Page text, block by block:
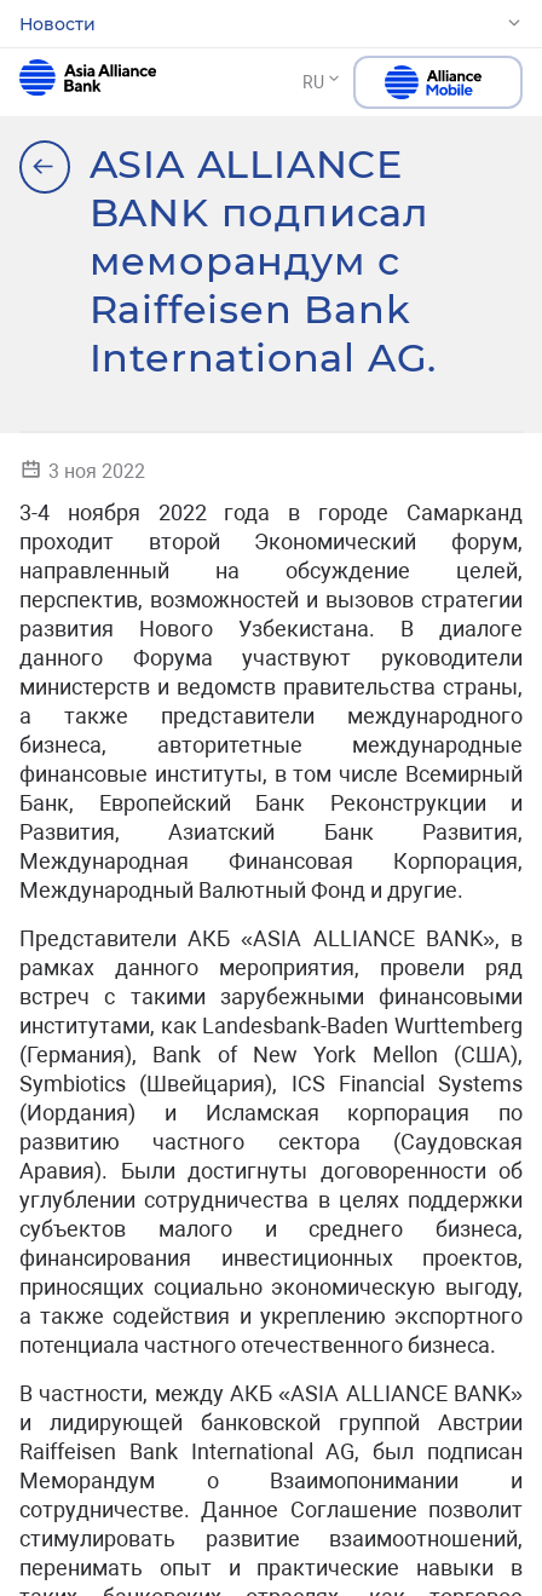
Новости
RU
ASIA ALLIANCE
BANK подписал
меморандум с
Raiffeisen Bank
International AG.
3 ноя 2022
3-4 ноября 2022 года в городе Самарканд
проходит второй Экономический форум,
направленный на обсуждение целей,
перспектив, возможностей и вызовов стратегии
развития Нового Узбекистана. В диалоге
данного Форума участвуют руководители
министерств и ведомств правительства страны,
а также представители международного
бизнеса, авторитетные международные
финансовые институты, в том числе Всемирный
Банк, Европейский Банк Реконструкции и
Развития, Азиатский Банк Развития,
Международная Финансовая Корпорация,
Международный Валютный Фонд и другие.
Представители АКБ «ASIA ALLIANCE BANK», в
рамках данного мероприятия, провели ряд
встреч с такими зарубежными финансовыми
институтами, как Landesbank-Baden Wurttemberg
(Германия), Bank of New York Mellon (США),
Symbiotics (Швейцария), ICS Financial Systems
(Иордания) и Исламская корпорация по
развитию частного сектора (Саудовская
Аравия). Были достигнуты договоренности об
углублении сотрудничества в целях поддержки
субъектов малого и среднего бизнеса,
финансирования инвестиционных проектов,
приносящих социально экономическую выгоду,
а также содействия и укреплению экспортного
потенциала частного отечественного бизнеса.
В частности, между АКБ «ASIA ALLIANCE BANK»
и лидирующей банковской группой Австрии
Raiffeisen Bank International AG, был подписан
Меморандум о Взаимопонимании и
сотрудничестве. Данное Соглашение позволит
стимулировать развитие взаимоотношений,
перенимать опыт и практические навыки в